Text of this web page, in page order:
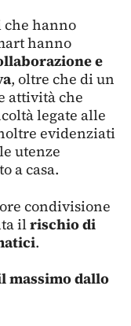
hanno
hanno
e
, oltre che di un
attività che
legate alle
evidenziati
utenze
a casa.
condivisione
ilrischio di
.
massimo dallo